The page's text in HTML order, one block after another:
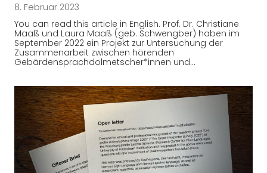
8. Februar 2023
You can read this article in English. Prof. Dr. Christiane
Maaß und Laura Maaß (geb. Schwengber) haben im
September 2022 ein Projekt zur Untersuchung der
Zusammenarbeit zwischen hörenden
Gebärdensprachdolmetscher*innen und…